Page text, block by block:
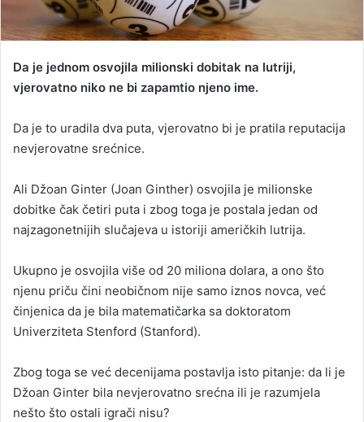
Da je jednom osvojila milionski dobitak na lutriji,
vjerovatno niko ne bi zapamtio njeno ime.
Da je to uradila dva puta, vjerovatno bi je pratila reputacija
nevjerovatne srećnice.
Ali Džoan Ginter (Joan Ginther) osvojila je milionske
dobitke čak četiri puta i zbog toga je postala jedan od
najzagonetnijih slučajeva u istoriji američkih lutrija.
Ukupno je osvojila više od 20 miliona dolara, a ono što
njenu priču čini neobičnom nije samo iznos novca, već
činjenica da je bila matematičarka sa doktoratom
Univerziteta Stenford (Stanford).
Zbog toga se već decenijama postavlja isto pitanje: da li je
Džoan Ginter bila nevjerovatno srećna ili je razumjela
nešto što ostali igrači nisu?